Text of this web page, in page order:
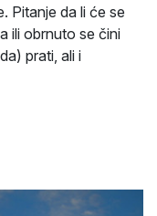
Pitanje da li će se
ili obrnuto se čini
prati, ali i